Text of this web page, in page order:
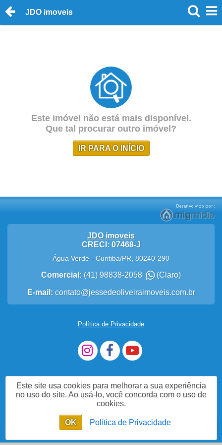
JDO imoveis
Este imóvel não está mais disponível.
Que tal procurar outro imóvel?
IR PARA O INÍCIO
Enviar mensagem
Me Chame no WhatsApp
JDO imoveis
CRECI: 07468-J
Água Verde - Curitiba/PR 80240-290
Comercial: (41) 98838-2058 (Claro)
E-mail: contato@jessedeoliveiraimoveis.com.br
Política de Privacidade
Este site usa cookies para melhorar a sua experiência
no uso do site. Ao usá-lo, você concorda com o uso de
cookies.
OK Política de Privacidade